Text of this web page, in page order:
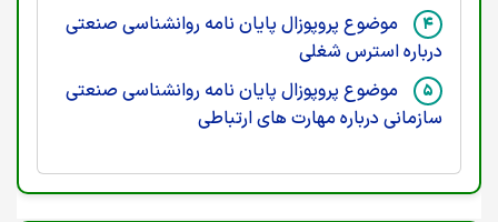
موضوع پروپوزال پایان نامه روانشناسی صنعتی
درباره استرس شغلی
موضوع پروپوزال پایان نامه روانشناسی صنعتی
سازمانی درباره مهارت های ارتباطی